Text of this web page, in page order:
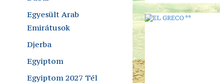
Egyesült Arab
Emirátusok
Djerba
Egyiptom
Egyiptom 2027 Tél